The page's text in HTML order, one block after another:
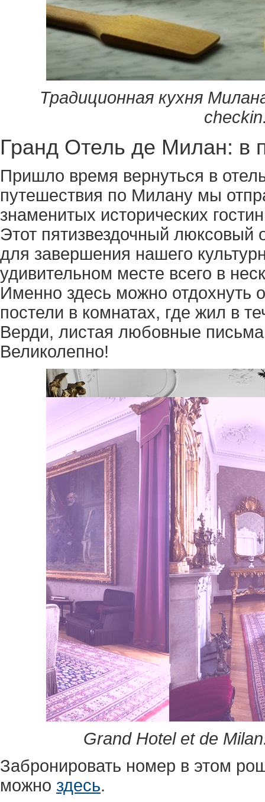
Традиционная кухня
Гранд Отель де Милан: в
Пришло время вернуться в
путешествия по Милану мы
знаменитых исторических
Этот пятизвездочный люксовый
для завершения нашего
удивительном месте всего в
Именно здесь можно отдохнуть
постели в комнатах, где жил в
Верди, листая любовные
Великолепно!
Grand Hotel et de
Забронировать номер в этом
можно здесь.